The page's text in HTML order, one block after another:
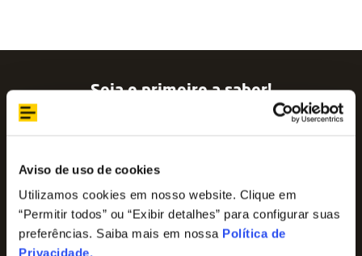
Aviso de uso de cookies
Utilizamos cookies em nosso website. Clique em
“Permitir todos” ou “Exibir detalhes” para configurar suas
preferências. Saiba mais em nossa Política de
Privacidade.
Seja o primeiro a saber!
Assine nossa newsletter para ficar por dentro
das últimas tendências e aproveite promoções
Nome
E-mail